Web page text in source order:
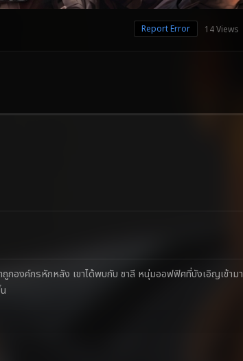
14 Views
Report Error
ถูกองค์กรหักหลัง เขาได้พบกับ ชาลี หนุ่มออฟฟิศที่บังเอิญเข้ามา